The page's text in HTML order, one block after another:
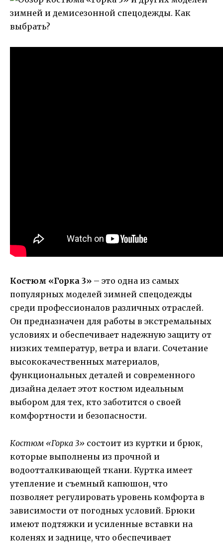
Костюм «Горка 3» – это одна из самых
популярных моделей зимней спецодежды
среди профессионалов различных отраслей.
Он предназначен для работы в экстремальных
условиях и обеспечивает надежную защиту от
низких температур, ветра и влаги. Сочетание
высококачественных материалов,
функциональных деталей и современного
дизайна делает этот костюм идеальным
выбором для тех, кто заботится о своей
комфортности и безопасности.
Костюм «Горка 3» состоит из куртки и брюк,
которые выполнены из прочной и
водоотталкивающей ткани. Куртка имеет
утепление и съемный капюшон, что
позволяет регулировать уровень комфорта в
зависимости от погодных условий. Брюки
имеют подтяжки и усиленные вставки на
коленях и заднице, что обеспечивает